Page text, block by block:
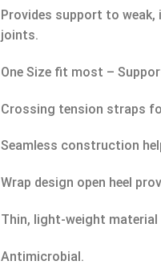
Provides support to
joints.
One Size fit most –
Crossing tension straps
Seamless construction
Wrap design open heel
Thin, light-weight
Antimicrobial.